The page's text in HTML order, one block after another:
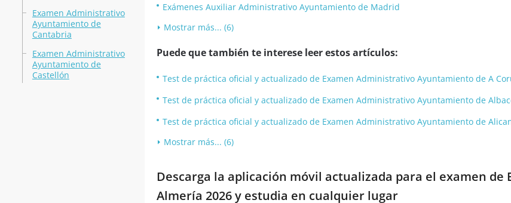
Examen Administrativo
Ayuntamiento de
Cantabria
Examen Administrativo
Ayuntamiento de
Castellón
Exámenes Auxiliar Administrativo Ayuntamiento de Madrid
Mostrar más... (6)
Puede que también te interese leer estos artículos:
Test de práctica oficial y actualizado de Examen Administrativo Ayuntamiento de A
Test de práctica oficial y actualizado de Examen Administrativo Ayuntamiento de
Test de práctica oficial y actualizado de Examen Administrativo Ayuntamiento de
Mostrar más... (6)
Descarga la aplicación móvil actualizada para el examen
Almería 2026 y estudia en cualquier lugar